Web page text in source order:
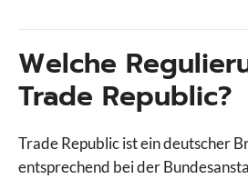
Welche
Trade Republic?
Trade Republic ist ein deutscher
entsprechend bei der